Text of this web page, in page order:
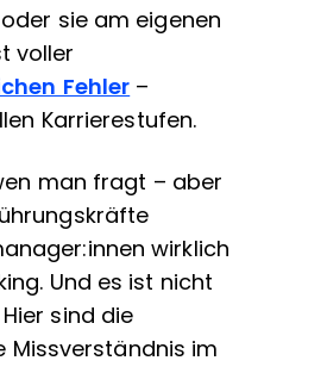
sie am eigenen
voller
Fehler –
Karrierestufen.
man fragt – aber
wirklich
Und es ist nicht
sind die
Missverständnis im